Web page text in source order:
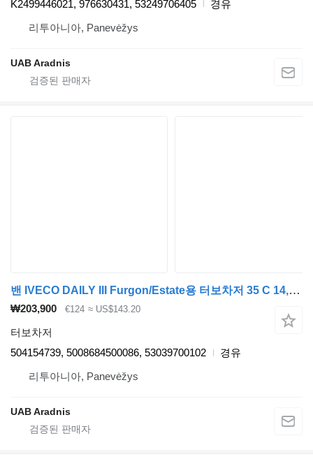
K2499446021, 976630431, 53249706405
경유
리투아니아, Panevėžys
UAB Aradnis
밴 IVECO DAILY III Furgon/Estate용 터보차저 35 C 14, 35 S 14 504154739
₩203,900 €124 ≈ US$143.20
터보차저
504154739, 5008684500086, 53039700102
경유
리투아니아, Panevėžys
UAB Aradnis